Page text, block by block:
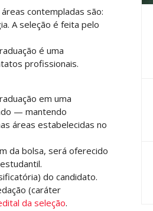
áreas contempladas são:
A seleção é feita pelo
é uma
profissionais.
em uma
— mantendo
áreas estabelecidas no
da bolsa, será oferecido
do candidato.
(caráter
da seleção.